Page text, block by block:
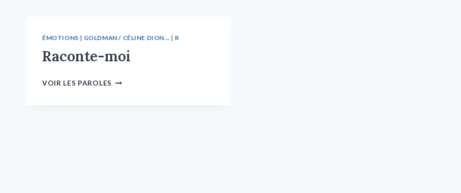
ÉMOTIONS | GOLDMAN / CÉLINE DION... | R
Raconte-moi
VOIR LES PAROLES